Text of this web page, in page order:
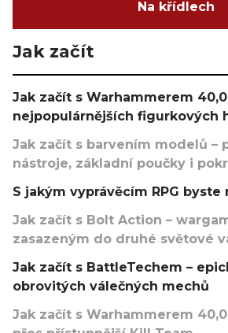
Na křídlech
Jak začít
Jak začít s Warhammerem
nejpopulárnějších figurkových
Jak začít s barvením modelů –
nástroje, základní poučky i
S jakým vyprávěcím RPG byste
Jak začít s Bolt Action –
zasazeným do druhé světové
Jak začít s BattleTechem –
obrovitých válečných mechů
Jak začít s Warhammerem